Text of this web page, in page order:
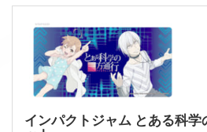
インパクトジャム とある科学